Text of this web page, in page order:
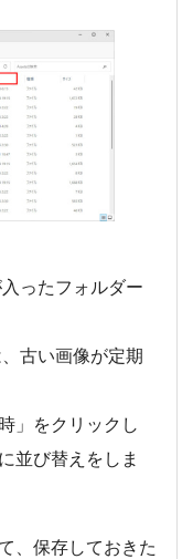
ったフォルダー
古い画像が定期
」をクリックし
並び替えをしま
、保存しておきた